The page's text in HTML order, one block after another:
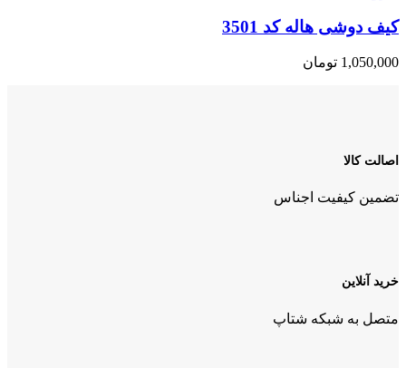
کیف دوشی هاله کد 3501
1,050,000 تومان
اصالت کالا
تضمین کیفیت اجناس
خرید آنلاین
متصل به شبکه شتاپ